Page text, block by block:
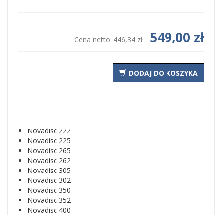
Cena netto: 446,34 zł 549,00 zł
DODAJ DO KOSZYKA
Novadisc 222
Novadisc 225
Novadisc 265
Novadisc 262
Novadisc 305
Novadisc 302
Novadisc 350
Novadisc 352
Novadisc 400